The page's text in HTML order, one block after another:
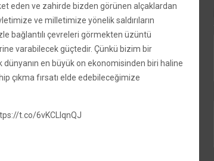
eden ve zahirde bizden görünen alçaklardan
ve milletimize yönelik saldırıların
bağlantılı çevreleri görmekten üzüntü
varabilecek güçtedir. Çünkü bizim bir
dünyanın en büyük on ekonomisinden biri haline
çıkma fırsatı elde edebileceğimize
t.co/6vKCLlqnQJ